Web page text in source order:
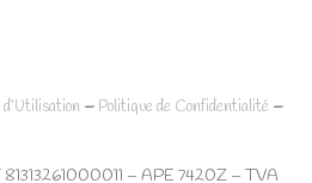
– Politique de Confidentialité –
– APE 7420Z – TVA